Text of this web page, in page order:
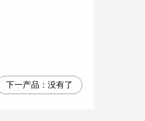
下一产品： 没有了